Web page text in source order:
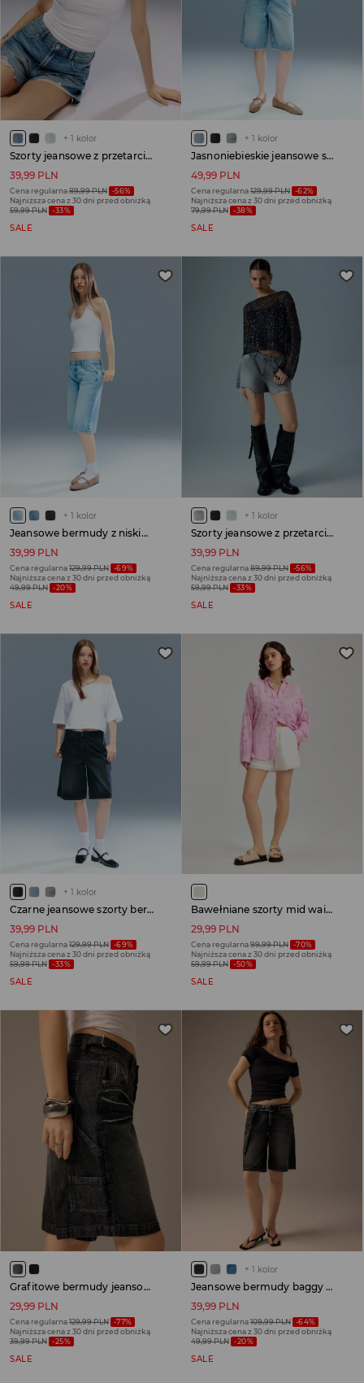
+ 1 kolor
Szorty jeansowe z przetarciami niebieskie
39,99 PLN
Cena regularna89,99 PLN -56%
Najniższa cena z 30 dni przed obniżką
59,99 PLN -33%
SALE
+ 1 kolor
Jasnoniebieskie jeansowe szorty bermudy baggy fit
49,99 PLN
Cena regularna129,99 PLN -62%
Najniższa cena z 30 dni przed obniżką
79,99 PLN -38%
SALE
+ 1 kolor
Jeansowe bermudy z niskim stanem jasnoniebieskie
39,99 PLN
Cena regularna129,99 PLN -69%
Najniższa cena z 30 dni przed obniżką
49,99 PLN -20%
SALE
+ 1 kolor
Szorty jeansowe z przetarciami jasnoszare
39,99 PLN
Cena regularna89,99 PLN -56%
Najniższa cena z 30 dni przed obniżką
59,99 PLN -33%
SALE
+ 1 kolor
Czarne jeansowe szorty bermudy baggy fit
39,99 PLN
Cena regularna129,99 PLN -69%
Najniższa cena z 30 dni przed obniżką
59,99 PLN -33%
SALE
Bawełniane szorty mid waist z koronkowym wykończeniem białe
29,99 PLN
Cena regularna99,99 PLN -70%
Najniższa cena z 30 dni przed obniżką
59,99 PLN -50%
SALE
Grafitowe bermudy jeansowe z kieszenią carpenter przetarciami i regulacją
29,99 PLN
Cena regularna129,99 PLN -77%
Najniższa cena z 30 dni przed obniżką
39,99 PLN -25%
SALE
+ 1 kolor
Jeansowe bermudy baggy fit czarne
39,99 PLN
Cena regularna109,99 PLN -64%
Najniższa cena z 30 dni przed obniżką
49,99 PLN -20%
SALE